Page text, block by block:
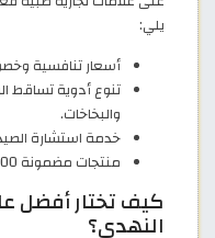
يلي:
أسعار تنافسية
تنوع أدوية تساقط
والبخاخات.
خدمة استشارة
منتجات مضمونة 100% من مورّدين موثوقين.
كيف تختار أفضل
النهدي؟